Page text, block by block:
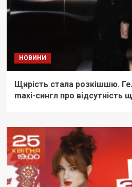
НОВИНИ
Щирість стала розкішшю.
maxi-сингл про відсутність